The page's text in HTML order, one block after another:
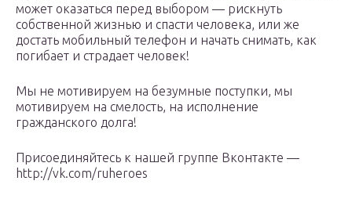
может оказаться перед выбором — рискнуть
собственной жизнью и спасти человека, или же
достать мобильный телефон и начать снимать, как
погибает и страдает человек!
Мы не мотивируем на безумные поступки, мы
мотивируем на смелость, на исполнение
гражданского долга!
Присоединяйтесь к нашей группе Вконтакте —
http://vk.com/ruheroes